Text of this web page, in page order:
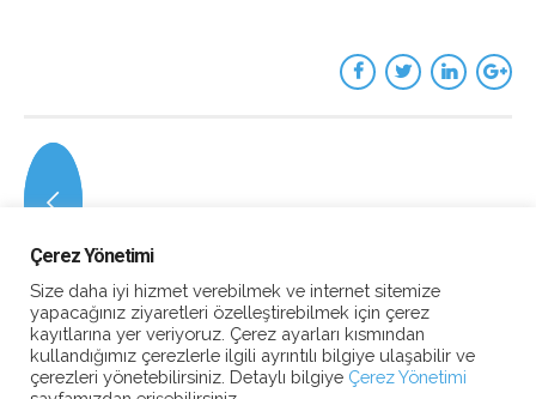
Çerez Yönetimi
Size daha iyi hizmet verebilmek ve internet sitemize
yapacağınız ziyaretleri özelleştirebilmek için çerez
kayıtlarına yer veriyoruz. Çerez ayarları kısmından
kullandığımız çerezlerle ilgili ayrıntılı bilgiye ulaşabilir ve
çerezleri yönetebilirsiniz. Detaylı bilgiye Çerez Yönetimi